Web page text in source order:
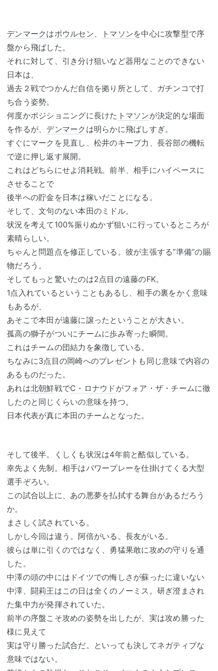
デンマーク はポウルセン、 トマソンを中心に攻撃型で序
盤から飛ばした。
それに対して、引き分け狙いなど器用なことのできない
日本は、
過去２戦でつかんだ自信を拠り所として、ガチンコで打
ち合う姿勢。
何度かポジショニングに長けた トマソンが決定的な場面
を作るが、 デンマーク は明らかに飛ばしすぎ。
すぐにマークを見直し、松井のキープ力、長谷部の機転
で逆に押し返す展開。
これはどちらにせよ消耗戦。前半、相手にハイペースに
させることで
後半への貯金を日本は稼いだことになる。
そして、文句のない本田のミドル。
状況を考えて100%振りぬかず狙いに行っているところが
素晴らしい。
ちゃんと問題点を修正している。彼が主張する”準備”の賜
物だろう。
そしてもっと驚いたのは2点目の遠藤のFK。
1点入れているということもあるし、相手の裏をかく意味
もあるが、
あそこで本田が遠藤に譲ったということが大きい。
孤高の獅子がついにチームに歩み寄った瞬間。
これはチームの団結力を象徴している。
ちなみに3点目の岡崎へのプレゼントも同じ意味で内容の
あるものだった。
あれは北朝鮮戦でC・ロナウド がフォア・ザ・チームに徹
したのと同じくらいの意味を持つ。
日本代表が真に本田のチームとなった。
そして後半。くしくも状況は4年前と酷似している。
幸先よく先制。相手はパワープレーを仕掛けてくる大型
選手ぞろい。
この試合以上に、あの悪夢を払拭する舞台があるだろう
か。
まさしく試されている。
しかし今回は違う。阿倍がいる。長友がいる。
彼らは単に引くのではなく、勇猛果敢に攻めの守りを通
した。
中澤の頭の中にはドイツでの悔しさが蘇ったに違いない
中澤、 闘莉王はこの日は全くのノーミス。研ぎ澄まされ
た集中力が発揮されていた。
前半の序盤こそ攻めの姿勢を出したが、実は攻め勝った
様に見えて
実は守り勝った試合だ。といっても決してネガティブな
意味ではない。